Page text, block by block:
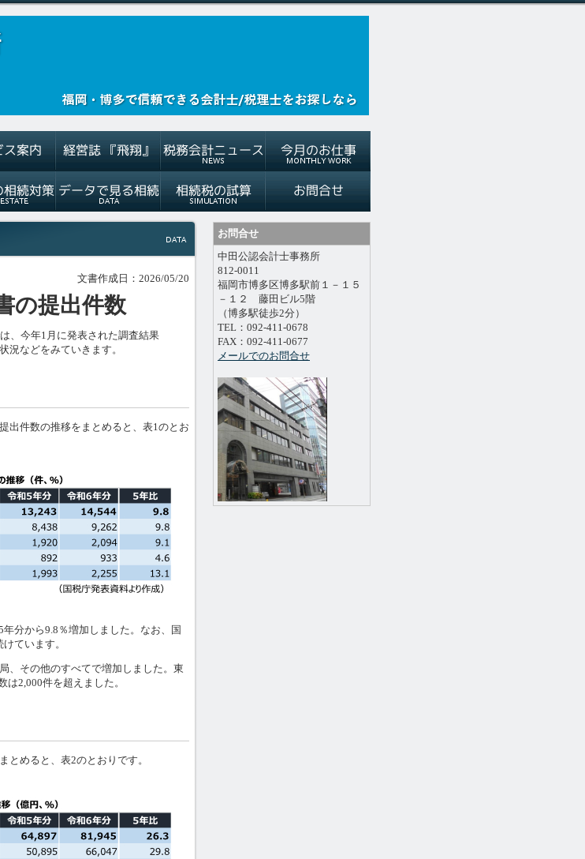
文書作成日：2026/05/20
の提出件数
、今年1月に発表された調査結果
況などをみていきます。
出件数の推移をまとめると、表1のとお
分から9.8％増加しました。なお、国
ています。
、その他のすべてで増加しました。東
2,000件を超えました。
めると、表2のとおりです。
お問合せ
中田公認会計士事務所
812-0011
福岡市博多区博多駅前１－１５
－１２ 藤田ビル5階
（博多駅徒歩2分）
TEL：092-411-0678
FAX：092-411-0677
メールでのお問合せ